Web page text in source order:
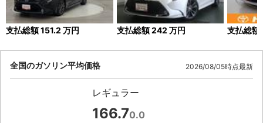
支払総額151.2 万円 支払総額242 万円 支払総額
全国のガソリン平均価格 2026/08/05時点最新
レギュラー
166.70.0